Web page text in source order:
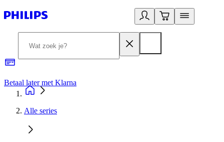
Betaal later met Klarna
Alle series